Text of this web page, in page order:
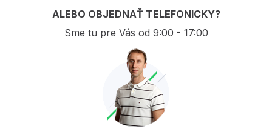
ALEBO OBJEDNAŤ TELEFONICKY?
Sme tu pre Vás od 9:00 - 17:00